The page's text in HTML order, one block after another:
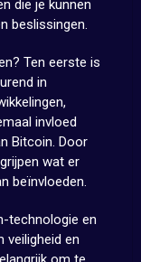
die je kunnen
beslissingen.
Ten eerste is
in
invloed
Bitcoin. Door
wat er
beïnvloeden.
technologie en
veiligheid en